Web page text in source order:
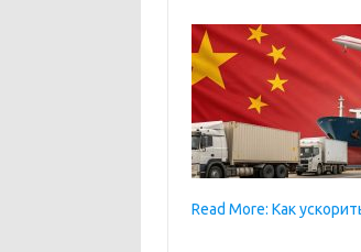
Read More: Как